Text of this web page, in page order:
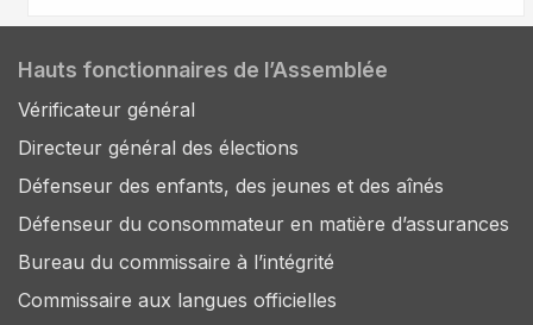
Hauts fonctionnaires de l’Assemblée
Vérificateur général
Directeur général des élections
Défenseur des enfants, des jeunes et des aînés
Défenseur du consommateur en matière d’assurances
Bureau du commissaire à l’intégrité
Commissaire aux langues officielles